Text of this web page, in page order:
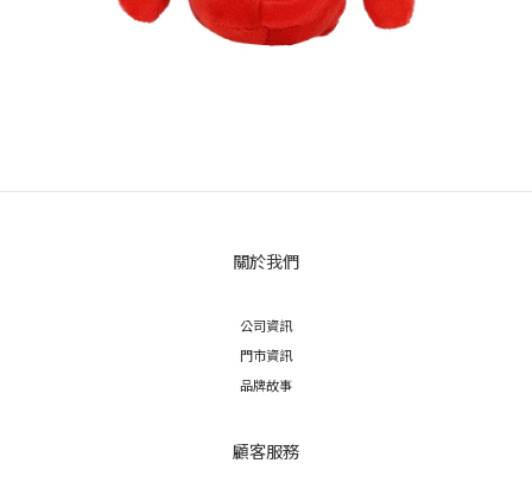
關於我們
公司資訊
門市資訊
品牌故事
顧客服務